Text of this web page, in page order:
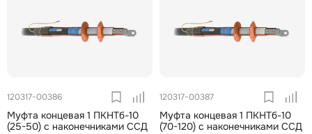
120317-00386
Муфта концевая 1 ПКНТб-10
(25-50) с наконечниками ССД
120317-00387
Муфта концевая 1 ПКНТб-10
(70-120) с наконечниками ССД